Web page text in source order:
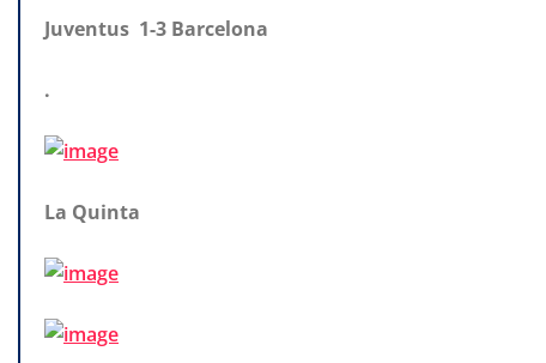
Juventus 1-3 Barcelona
.
La Quinta